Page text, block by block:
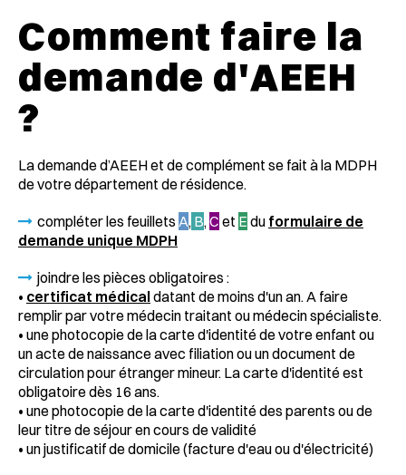
Comment faire la
demande d'AEEH
?
La demande d’AEEH et de complément se fait à la MDPH
de votre département de résidence.
compléter les feuillets A, B, C et E du formulaire de
demande unique MDPH
joindre les pièces obligatoires :
• certificat médicaldatant de moins d'un an. A faire
remplir par votre médecin traitant ou médecin spécialiste.
• une photocopie de la carte d'identité de votre enfant ou
un acte de naissance avec filiation ou un document de
circulation pour étranger mineur. La carte d'identité est
obligatoire dès 16 ans.
• une photocopie de la carte d'identité des parents ou de
leur titre de séjour en cours de validité
• un justificatif de domicile (facture d'eau ou d'électricité)